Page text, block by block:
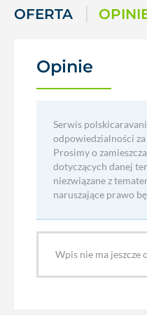
OFERTA
Opinie
Serwis
odpowiedzialności
Prosimy o
dotyczących danej
niezwiązane z
naruszające prawo
Wpis nie ma jeszcze